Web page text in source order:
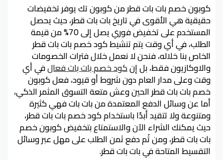
كوبون خصم بات بات قطر من كوبون تك يوفر تخفيضات
حقيقية هي الأقوى في تاريخ بات بات قطر، حيث يحصل
المستخدم على تخفيض فوري يصل إلى 70% من قيمة
الطلب، في أي وقت يتم تنشيط كود خصم بات بات قطر
الخاص بنا خلاله، فنحن لا نعمل خلال فترات الخصومات
والاوكازيون فقط، بل إنكود خصم بات بات فعالفي أي
وقت وعلى مدار العام دون شروط أو قيود، فعل كوبون
خصم بات بات قطر الحين وعش متعة التسوق المثمر الذكي،
أما عن وسائل الدفع المعتمدة من بات بات فهي كثيرة
ومتنوعة ولا تتقيد أبدًا باستخدام كود خصم بات بات قطر،
حيث يمكنك الشراء الآن والاستمتاع بتخفيض كوبون خصم
بات بات قطر، ومن ثَم دفع ثمن الطلب على مهل عبر وسائل
التقسيط المتاحة في بات بات قطر.